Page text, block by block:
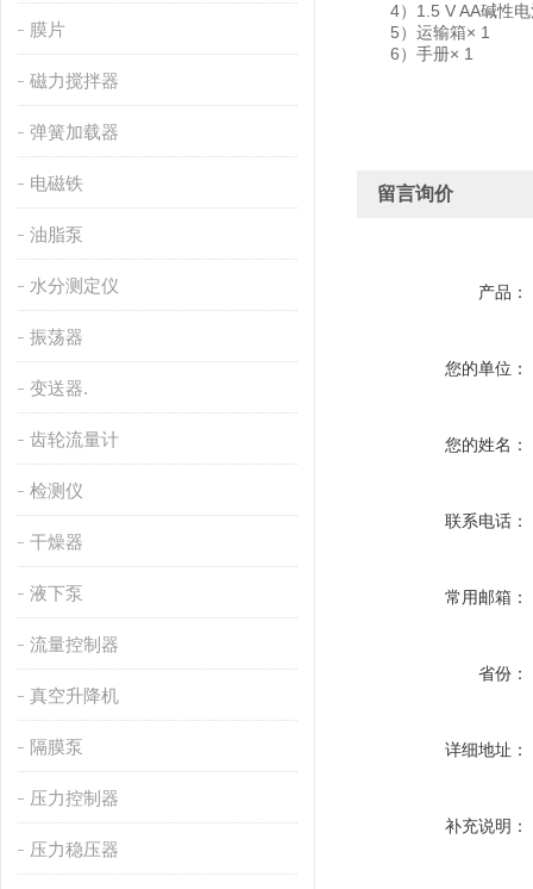
膜片
磁力搅拌器
弹簧加载器
电磁铁
油脂泵
水分测定仪
振荡器
变送器.
齿轮流量计
检测仪
干燥器
液下泵
流量控制器
真空升降机
隔膜泵
压力控制器
压力稳压器
4）1.5 V AA碱性电
5）运输箱× 1
6）手册× 1
留言询价
产品：
您的单位：
您的姓名：
联系电话：
常用邮箱：
省份：
详细地址：
补充说明：